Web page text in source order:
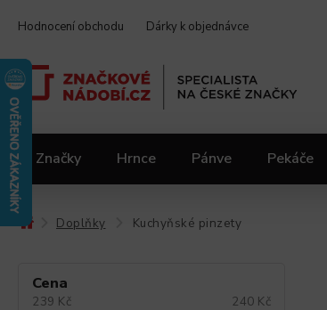
Hodnocení obchodu Dárky k objednávce
Značky Hrnce Pánve Pekáče
Doplňky Kuchyňské pinzety
Cena
239 Kč 240 Kč